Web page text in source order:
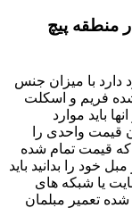
منطقه پیچ
دارد با میزان جنس
شده فریم و اسکلت
باید موارد
قیمت واحدی را
قیمت تمام شده
خود را بدانید باید
یا شبکه های
تعمیر مبلمان